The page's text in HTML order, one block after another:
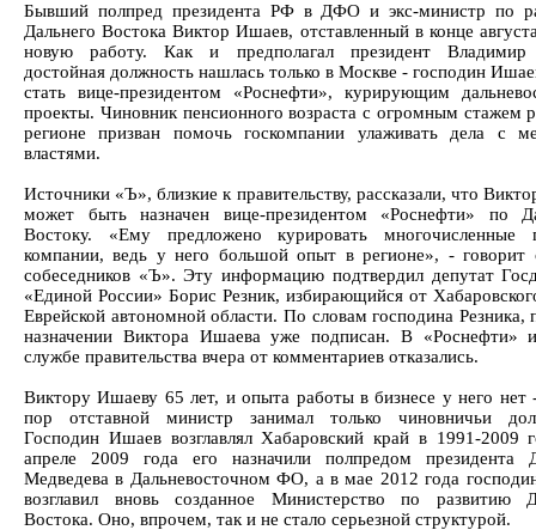
Бывший полпред президента РФ в ДФО и экс-министр по
Дальнего Востока Виктор Ишаев, отставленный в конце
новую работу. Как и предполагал президент
достойная должность нашлась только в Москве - господин
стать вице-президентом «Роснефти», курирующим
проекты. Чиновник пенсионного возраста с огромным стажем
регионе призван помочь госкомпании улаживать дела с
властями.
Источники «Ъ», близкие к правительству, рассказали, что
может быть назначен вице-президентом «Роснефти» по
Востоку. «Ему предложено курировать многочисленные
компании, ведь у него большой опыт в регионе», - говорит
собеседников «Ъ». Эту информацию подтвердил депутат
«Единой России» Борис Резник, избирающийся от
Еврейской автономной области. По словам господина Резника,
назначении Виктора Ишаева уже подписан. В «Роснефти»
службе правительства вчера от комментариев отказались.
Виктору Ишаеву 65 лет, и опыта работы в бизнесе у него нет
пор отставной министр занимал только чиновничьи
Господин Ишаев возглавлял Хабаровский край в 1991-2009
апреле 2009 года его назначили полпредом президента
Медведева в Дальневосточном ФО, а в мае 2012 года
возглавил вновь созданное Министерство по развитию
Востока. Оно, впрочем, так и не стало серьезной структурой.